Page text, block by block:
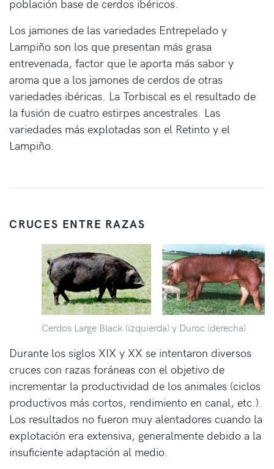
población base de cerdos ibéricos.
Los jamones de las variedades Entrepelado y
Lampiño son los que presentan más grasa
entrevenada, factor que le aporta más sabor y
aroma que a los jamones de cerdos de otras
variedades ibéricas. La Torbiscal es el resultado de
la fusión de cuatro estirpes ancestrales. Las
variedades más explotadas son el Retinto y el
Lampiño.
CRUCES ENTRE RAZAS
Cerdos Large Black (izquierda) y Duroc (derecha)
Durante los siglos XIX y XX se intentaron diversos
cruces con razas foráneas con el objetivo de
incrementar la productividad de los animales (ciclos
productivos más cortos, rendimiento en canal, etc.).
Los resultados no fueron muy alentadores cuando la
explotación era extensiva, generalmente debido a la
insuficiente adaptación al medio.